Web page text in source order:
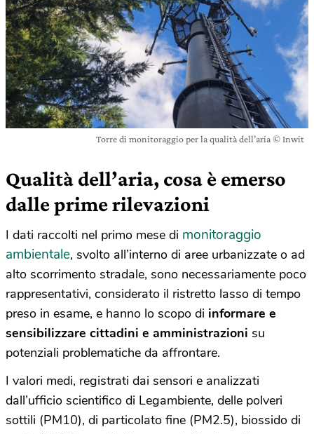
Torre di monitoraggio per la qualità dell’aria © Inwit
Qualità dell’aria, cosa è emerso
dalle prime rilevazioni
I dati raccolti nel primo mese di monitoraggio
ambientale, svolto all’interno di aree urbanizzate o ad
alto scorrimento stradale, sono necessariamente poco
rappresentativi, considerato il ristretto lasso di tempo
preso in esame, e hanno lo scopo di informare e
sensibilizzare cittadini e amministrazioni su
potenziali problematiche da affrontare.
I valori medi, registrati dai sensori e analizzati
dall’ufficio scientifico di Legambiente, delle polveri
sottili (PM10), di particolato fine (PM2.5), biossido di